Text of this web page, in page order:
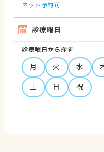
ネット予約可
診療曜日
診療曜日から探す
月 火 水
土
日 祝